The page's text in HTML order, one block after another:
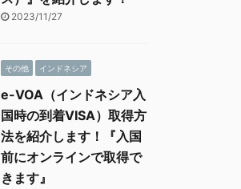
2023/11/27
その他 インドネシア
e-VOA（インドネシア入
国時の到着VISA）取得方
法を紹介します！『入国
前にオンラインで取得で
きます』